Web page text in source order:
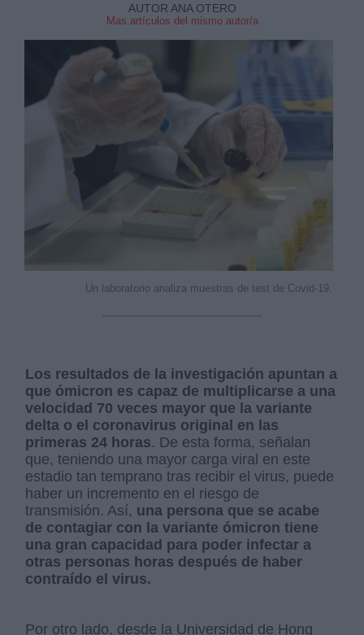
AUTOR ANA OTERO
Mas artículos del mismo autor/a
Un laboratorio analiza muestras de test de Covid-19.
Los resultados de la investigación apuntan a
que ómicron es capaz de multiplicarse a una
velocidad 70 veces mayor que la variante
delta o el coronavirus original en las
primeras 24 horas. De esta forma, señalan
que, teniendo una mayor carga viral en este
estadio tan temprano tras recibir el virus, puede
haber un incremento en el riesgo de
transmisión. Así, una persona que se acabe
de contagiar con la variante ómicron tiene
una gran capacidad para poder infectar a
otras personas horas después de haber
contraído el virus.
Por otro lado, desde la Universidad de Hong